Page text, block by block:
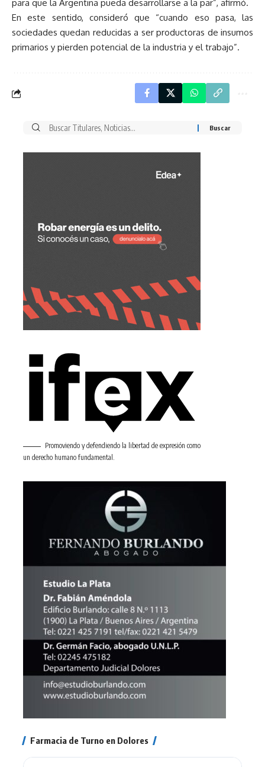
para que la Argentina pueda desarrollarse a la par”, afirmó.
En este sentido, consideró que “cuando eso pasa, las
sociedades quedan reducidas a ser productoras de insumos
primarios y pierden potencial de la industria y el trabajo”.
Buscar
Promoviendo y defendiendo la libertad de expresión como
un derecho humano fundamental.
Farmacia de Turno en Dolores